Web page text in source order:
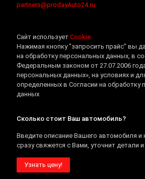
partners@prodayAuto24.ru
Сайт использует Cookie
Нажимая кнопку "запросить прайс" вы
на обработку персональных данных, в
Федеральным законом от 27.07.2006
персональных данных», на условиях и
определенных в Согласии на обработку
данных
Сколько стоит Ваш автомобиль?
Введите описание Вашего автомобиля и
сразу свяжется с Вами, уточнит детали
Узнать цену!